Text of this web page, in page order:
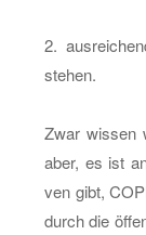
2.
ste­hen.
Zwar wis­sen
aber, es ist
ven gibt,
durch die